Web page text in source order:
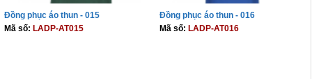
Đồng phục áo thun - 015
Mã số: LADP-AT015
Đồng phục áo thun - 016
Mã số: LADP-AT016